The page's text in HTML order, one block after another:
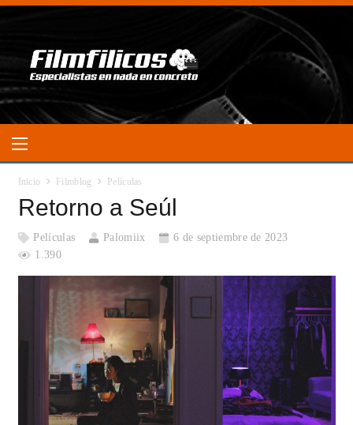
Inicio Filmblog Películas
Retorno a Seúl
Películas Palomiix
6 de septiembre de 2023
1.390